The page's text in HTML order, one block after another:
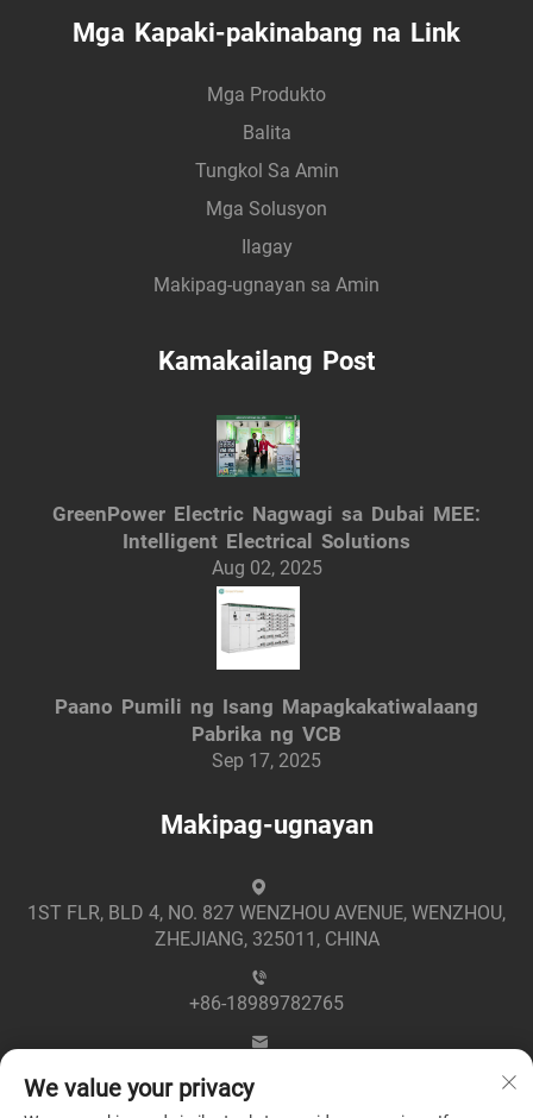
Mga Kapaki-pakinabang na Link
Mga Produkto
Balita
Tungkol Sa Amin
Mga Solusyon
Ilagay
Makipag-ugnayan sa Amin
Kamakailang Post
GreenPower Electric Nagwagi sa Dubai MEE:
Intelligent Electrical Solutions
Aug 02, 2025
Paano Pumili ng Isang Mapagkakatiwalaang
Pabrika ng VCB
Sep 17, 2025
Makipag-ugnayan
1ST FLR, BLD 4, NO. 827 WENZHOU AVENUE, WENZHOU,
ZHEJIANG, 325011, CHINA
+86-18989782765
We value your privacy